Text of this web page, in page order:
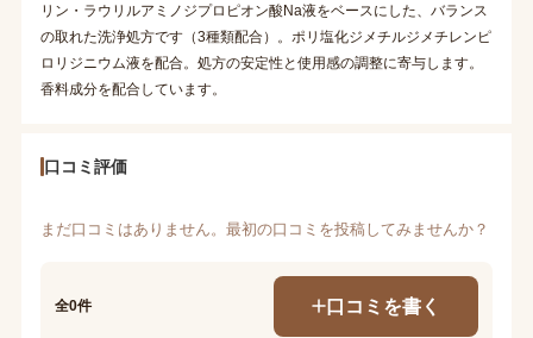
リン・ラウリルアミノジプロピオン酸Na液をベースにした、バランス
の取れた洗浄処方です（3種類配合）。ポリ塩化ジメチルジメチレンピ
ロリジニウム液を配合。処方の安定性と使用感の調整に寄与します。
香料成分を配合しています。
口コミ評価
まだ口コミはありません。最初の口コミを投稿してみませんか？
全0件 口コミを書く